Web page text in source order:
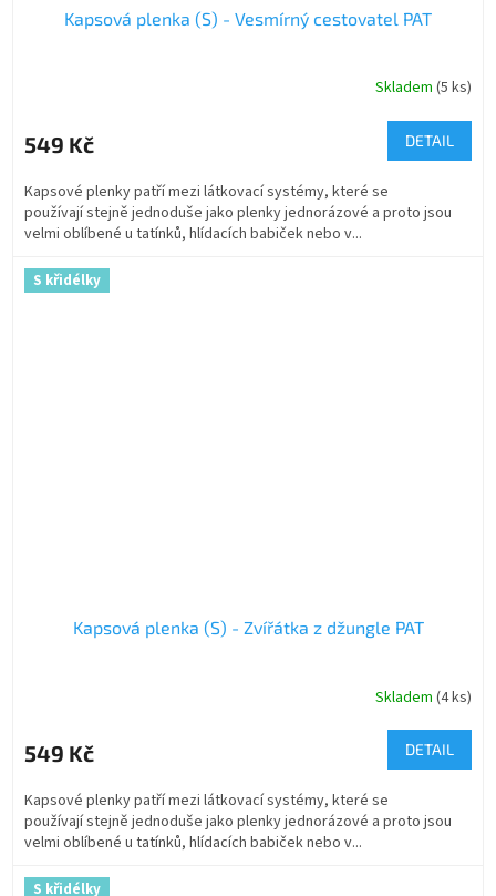
Kapsová plenka (S) - Vesmírný cestovatel PAT
Skladem (5 ks)
549 Kč DETAIL
Kapsové plenky patří mezi látkovací systémy, které se
používají stejně jednoduše jako plenky jednorázové a proto jsou
velmi oblíbené u tatínků, hlídacích babiček nebo v...
S křidélky
Kapsová plenka (S) - Zvířátka z džungle PAT
Skladem (4 ks)
549 Kč DETAIL
Kapsové plenky patří mezi látkovací systémy, které se
používají stejně jednoduše jako plenky jednorázové a proto jsou
velmi oblíbené u tatínků, hlídacích babiček nebo v...
S křidélky